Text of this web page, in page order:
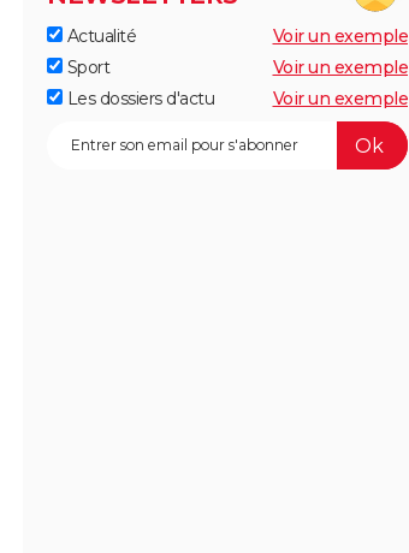
Actualité
Voir un exemple
Sport
Voir un exemple
Les dossiers d'actu
Voir un exemple